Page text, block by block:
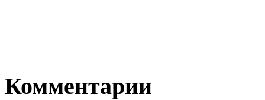
Комментарии